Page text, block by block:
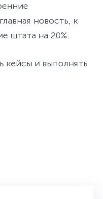
новость, к
штата на 20%.
кейсы и выполнять